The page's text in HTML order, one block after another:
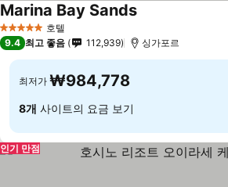
5 성급 호텔
Marina Bay Sands
9.4 최고 좋음 112,939 싱가포르
최저가 ₩984,778
8개 사이트의 요금 보기
인기 만점